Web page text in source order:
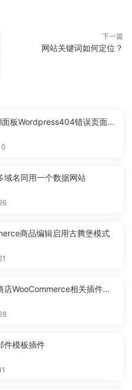
下一篇
网站关键词如何定位？
板Wordpress404错误页面自
域名同用一个数据网站
商品编辑启用古腾堡模式
店WooCommerce相关插件推
件模板插件